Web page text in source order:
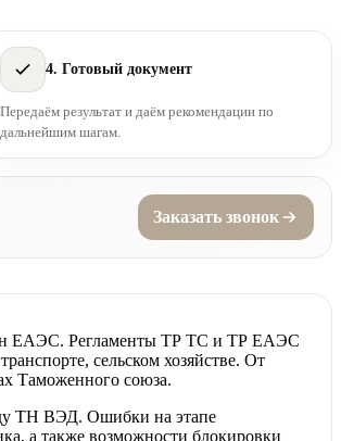
4. Готовый документ
Передаём результат и даём рекомендации по
дальнейшим шагам.
Заказать звонок
ЕАЭС. Регламенты ТР ТС и ТР ЕАЭС
сельском хозяйстве. От
Таможенного союза.
ТН ВЭД. Ошибки на этапе
а также возможности блокировки